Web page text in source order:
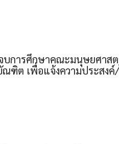
การศึกษาคณะมนุษยศา
ฑิต เพื่อแจ้งความประสง